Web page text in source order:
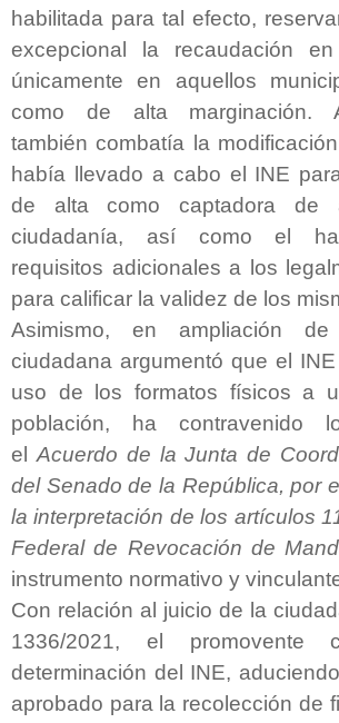
habilitada para tal efecto,
excepcional la recaudación
únicamente en aquellos
como de alta marginación.
también combatía la
había llevado a cabo el INE
de alta como captadora de
ciudadanía, así como el
requisitos adicionales a los
para calificar la validez de los
Asimismo, en ampliación
ciudadana argumentó que el
uso de los formatos físicos a
población, ha contravenido
el Acuerdo de la Junta de
del Senado de la República, por
la interpretación de los artículos
Federal de Revocación de
instrumento normativo y
Con relación al juicio de la
1336/2021, el promovente
determinación del INE,
aprobado para la recolección de